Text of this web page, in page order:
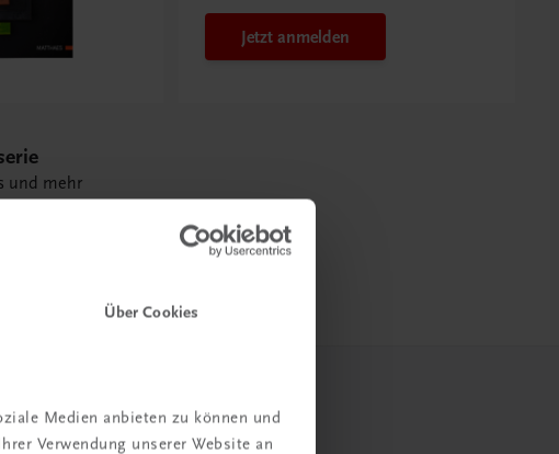
Über Cookies
Medien anbieten zu können und
Verwendung unserer Website an
und mehr
Jetzt anmelden